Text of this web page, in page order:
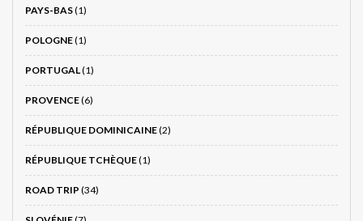
PAYS-BAS(1)
POLOGNE(1)
PORTUGAL(1)
PROVENCE(6)
RÉPUBLIQUE DOMINICAINE(2)
RÉPUBLIQUE TCHÈQUE(1)
ROAD TRIP (34)